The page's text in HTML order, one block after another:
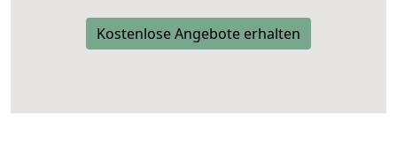
Kostenlose Angebote erhalten